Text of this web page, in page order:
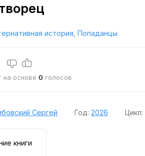
история Попаданцы
на основе 0 голосов
Сергей Год: 2026 Цикл:
книги